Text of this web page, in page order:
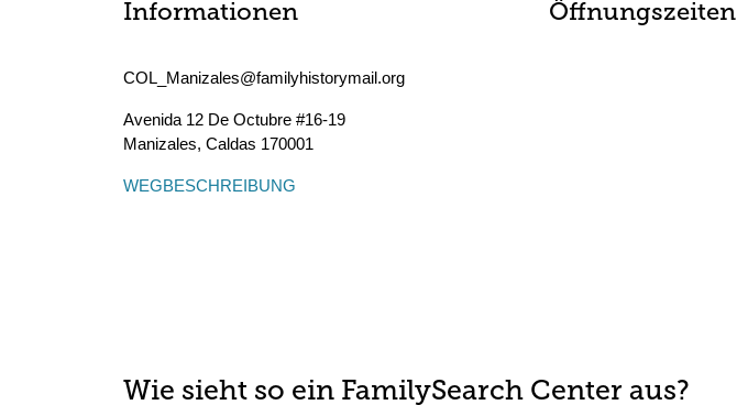
Informationen
COL_Manizales@familyhistorymail.org
Avenida 12 De Octubre #16-19
Manizales, Caldas 170001
WEGBESCHREIBUNG
Öffnungszeiten
Wie sieht so ein FamilySearch Center aus?